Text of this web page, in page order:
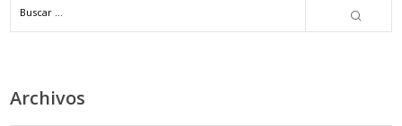
Archivos